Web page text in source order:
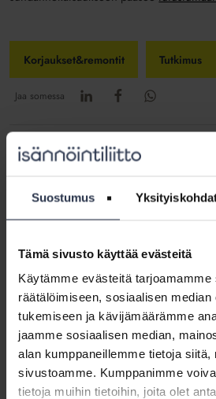
Suostumus
Tämä sivusto käyttää evästeitä
Käytämme evästeitä
räätälöimiseen, sosiaalisen median
tukemiseen ja kävijämäärämme
jaamme sosiaalisen median,
alan kumppaneillemme tietoja siitä,
sivustoamme. Kumppanimme
tietoja muihin tietoihin, joita olet
Korjaukset&remontit Tutkimus
Jaa somessa
Kirjoittaja: Mia Koro-Kanerva
Toimin Isännöintiliiton toimitusjohtajana.
superkiinnostavaa saada olla matkassa mukana
Haluan ottaa lukijat mukaan tarkastelemaan
tekijöitä ja nauttimaan maisemista.
Katso kaikki artikkelit kirjoittajalta Mia Koro-